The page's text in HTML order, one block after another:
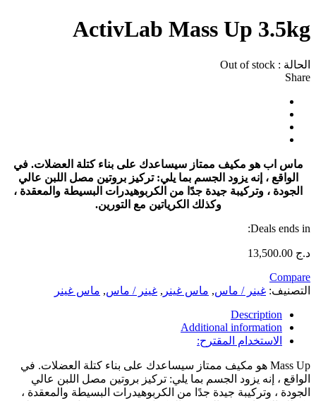
ActivLab Mass Up 3.5kg
الحالة : Out of stock
Share
ماس اب هو مكيف ممتاز سيساعدك على بناء كتلة العضلات. في
الواقع ، إنه يزود الجسم بما يلي: تركيز بروتين مصل اللبن عالي
الجودة ، وتركيبة جيدة جدًا من الكربوهيدرات البسيطة والمعقدة ،
وكذلك الكرياتين مع التورين.
Deals ends in:
د.ج
Compare
التصنيف: غينر / ماس, ماس غينر , غينر / ماس, ماس غينر
Description
Additional information
الاستخدام المقترح:
Mass Up هو مكيف ممتاز سيساعدك على بناء كتلة العضلات. في
الواقع ، إنه يزود الجسم بما يلي: تركيز بروتين مصل اللبن عالي
الجودة ، وتركيبة جيدة جدًا من الكربوهيدرات البسيطة والمعقدة ،